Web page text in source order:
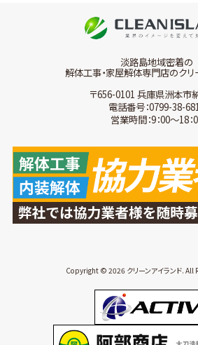
淡路島地域密着の
解体工事・家屋解体専門店のクリ
〒656-0101 兵庫県洲本市
電話番号：0799-38-
営業時間：9：00～18：
Copyright © 2026 クリーンアイランド. All